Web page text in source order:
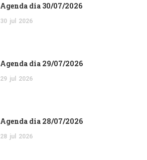
Agenda dia 30/07/2026
30 jul 2026
Agenda dia 29/07/2026
29 jul 2026
Agenda dia 28/07/2026
28 jul 2026